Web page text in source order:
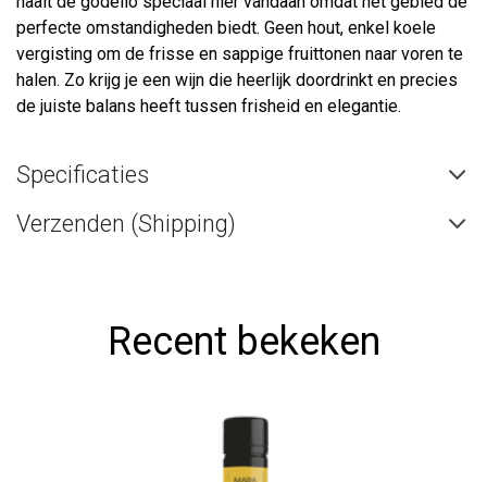
perfecte omstandigheden biedt. Geen hout, enkel koele
vergisting om de frisse en sappige fruittonen naar voren te
halen. Zo krijg je een wijn die heerlijk doordrinkt en precies
de juiste balans heeft tussen frisheid en elegantie.
Specificaties
Verzenden (Shipping)
Recent bekeken